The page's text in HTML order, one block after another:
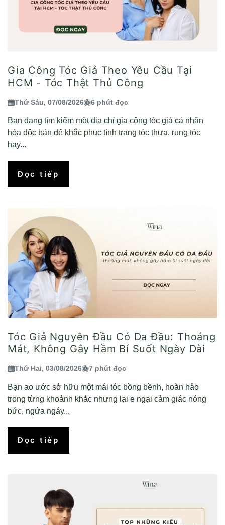
Gia Công Tóc Giả Theo Yêu Cầu Tại
HCM - Tóc Thật Thủ Công
Thứ Sáu, 07/08/2026 6 phút đọc
Bạn đang tìm kiếm một địa chỉ gia công tóc giả cá nhân
hóa độc bản để khắc phục tình trạng tóc thưa, rụng tóc
hay...
Đọc tiếp
Tóc Giả Nguyên Đầu Có Da Đầu: Thoáng
Mát, Không Gây Hầm Bí Suốt Ngày Dài
Thứ Hai, 03/08/2026 7 phút đọc
Bạn ao ước sở hữu một mái tóc bồng bềnh, hoàn hảo
trong từng khoảnh khắc nhưng lại e ngại cảm giác nóng
bức, ngứa ngáy...
Đọc tiếp